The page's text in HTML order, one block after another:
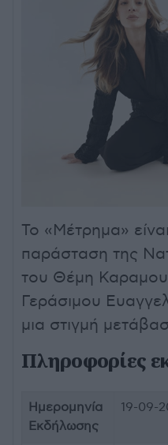
Το «Μέτρημα»
παράσταση της
του Θέμη
Γεράσιμου
μια στιγμή
Πληροφορίες
Ημερομηνία
Εκδήλωσης
19-09-